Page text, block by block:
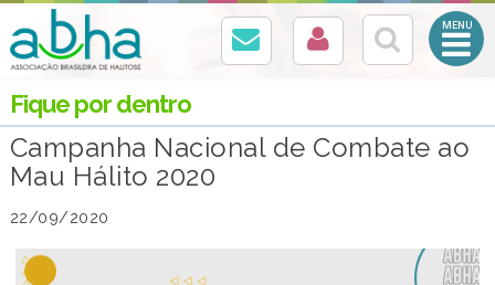
Abrir
Menu
Mobile
Fique por dentro
Campanha Nacional de Combate ao
Mau Hálito 2020
22/09/2020